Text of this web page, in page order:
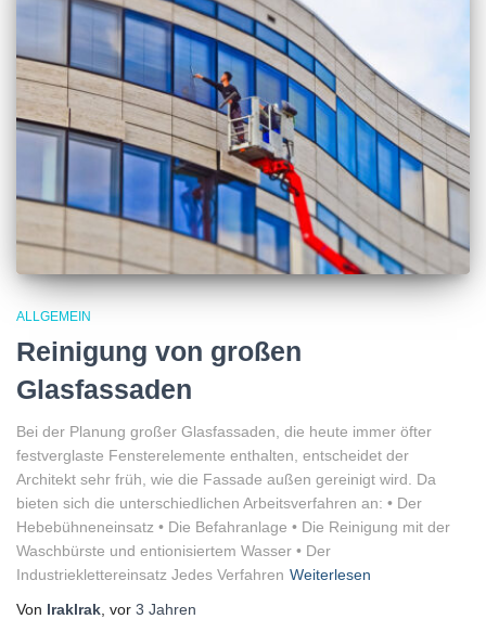
ALLGEMEIN
Reinigung von großen
Glasfassaden
Bei der Planung großer Glasfassaden, die heute immer öfter
festverglaste Fensterelemente enthalten, entscheidet der
Architekt sehr früh, wie die Fassade außen gereinigt wird. Da
bieten sich die unterschiedlichen Arbeitsverfahren an: • Der
Hebebühneneinsatz • Die Befahranlage • Die Reinigung mit der
Waschbürste und entionisiertem Wasser • Der
Industrieklettereinsatz Jedes Verfahren Weiterlesen
Von lraklrak , vor 3 Jahren